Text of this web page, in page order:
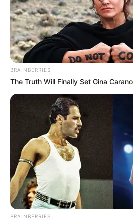
BRAINBERRIES
The Truth Will Finally Set Gina
BRAINBERRIES